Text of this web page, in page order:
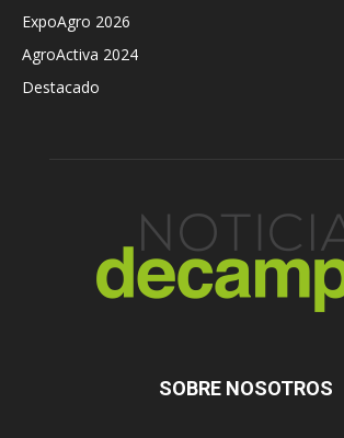
ExpoAgro 2026
AgroActiva 2024
Destacado
SOBRE NOSOTROS